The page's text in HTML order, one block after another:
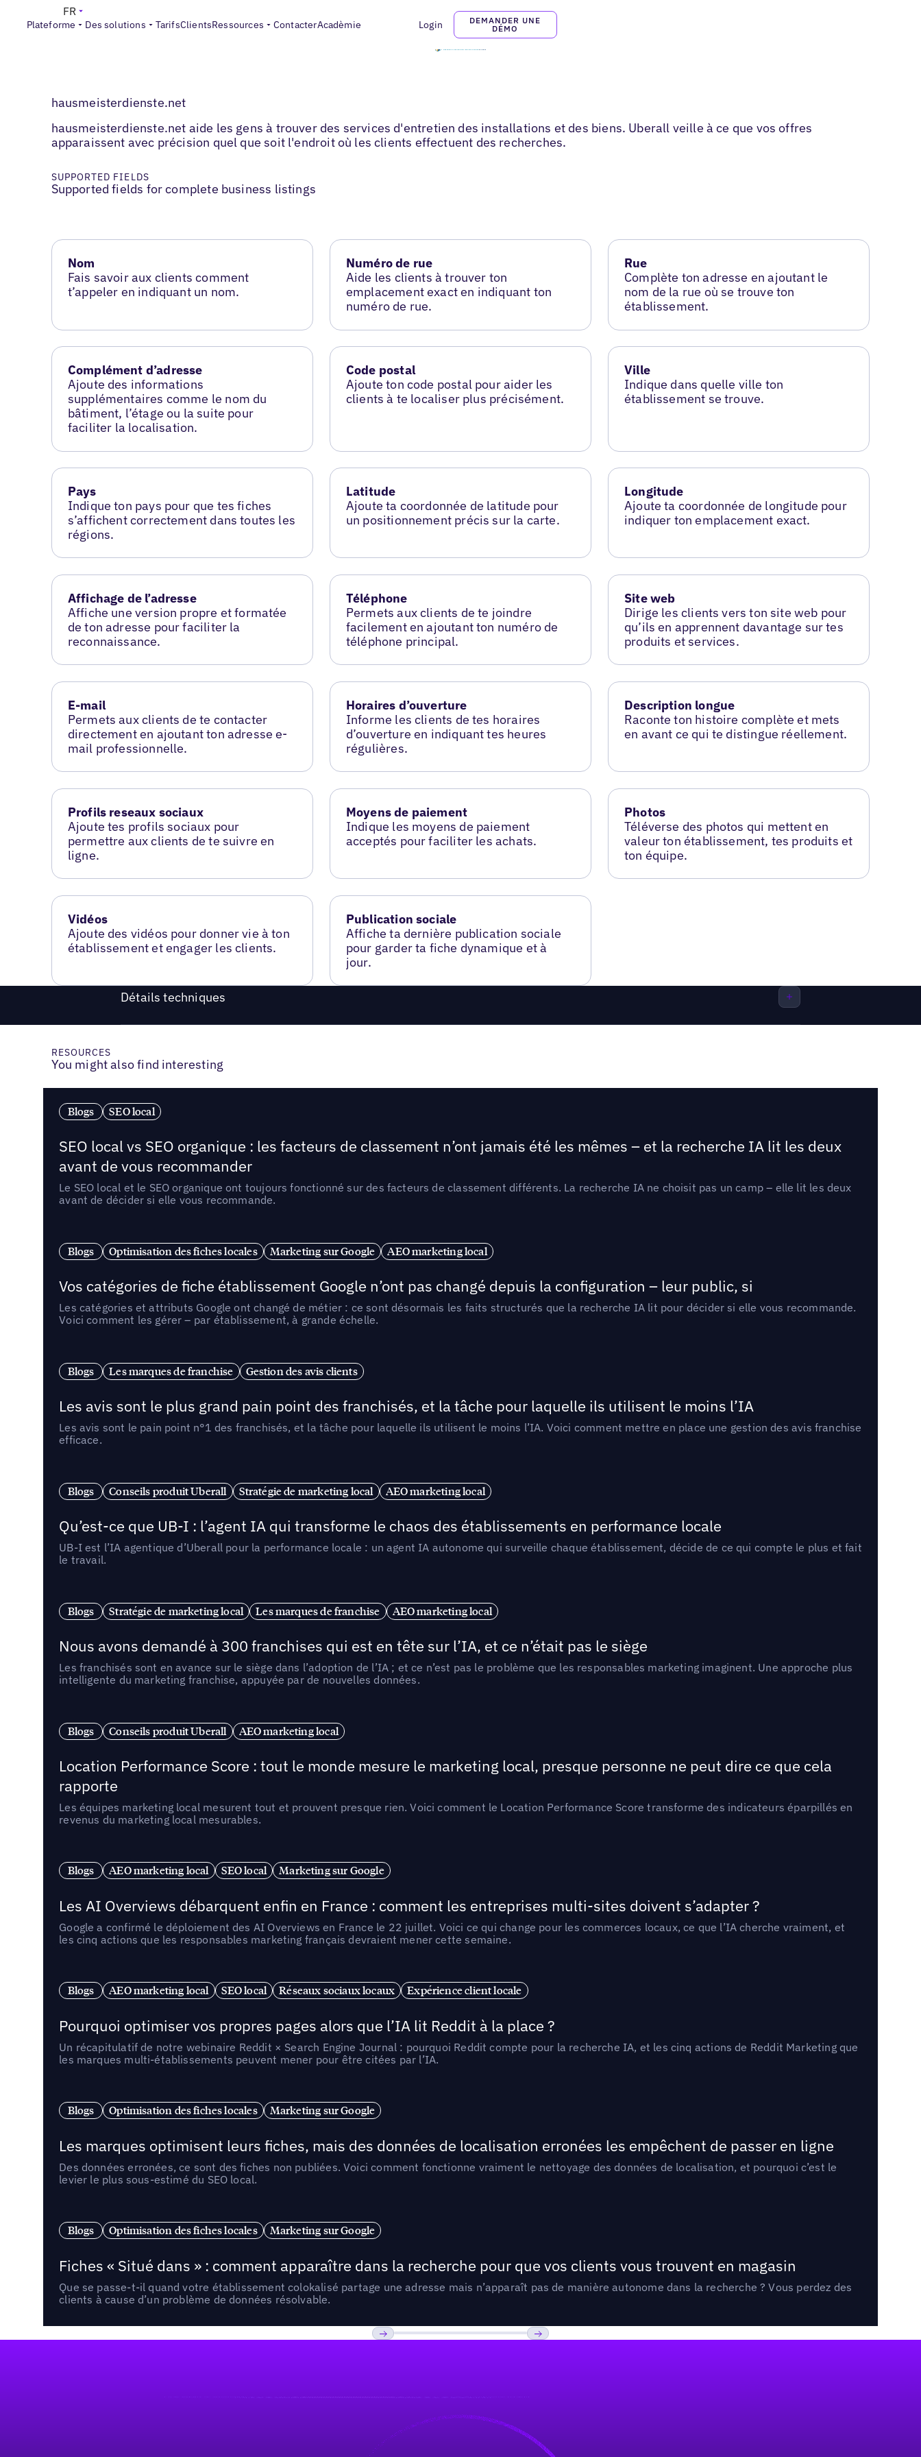
Plateforme Des solutions TarifsClientsRessources ContacterAcadèmie Login
DEMANDER UNE
DÉMO
FR
hausmeisterdienste.net
hausmeisterdienste.net aide les gens à trouver des services d'entretien des installations et des biens. Uberall veille à ce que vos offres
apparaissent avec précision quel que soit l'endroit où les clients effectuent des recherches.
SUPPORTED FIELDS
Supported fields for complete business listings
Nom
Fais savoir aux clients comment
t’appeler en indiquant un nom.
Numéro de rue
Aide les clients à trouver ton
emplacement exact en indiquant ton
numéro de rue.
Rue
Complète ton adresse en ajoutant le
nom de la rue où se trouve ton
établissement.
Complément d’adresse
Ajoute des informations
supplémentaires comme le nom du
bâtiment, l’étage ou la suite pour
faciliter la localisation.
Code postal
Ajoute ton code postal pour aider les
clients à te localiser plus précisément.
Ville
Indique dans quelle ville ton
établissement se trouve.
Pays
Indique ton pays pour que tes fiches
s’affichent correctement dans toutes les
régions.
Latitude
Ajoute ta coordonnée de latitude pour
un positionnement précis sur la carte.
Longitude
Ajoute ta coordonnée de longitude pour
indiquer ton emplacement exact.
Affichage de l’adresse
Affiche une version propre et formatée
de ton adresse pour faciliter la
reconnaissance.
Téléphone
Permets aux clients de te joindre
facilement en ajoutant ton numéro de
téléphone principal.
Site web
Dirige les clients vers ton site web pour
qu’ils en apprennent davantage sur tes
produits et services.
E-mail
Permets aux clients de te contacter
directement en ajoutant ton adresse e-
mail professionnelle.
Horaires d’ouverture
Informe les clients de tes horaires
d’ouverture en indiquant tes heures
régulières.
Description longue
Raconte ton histoire complète et mets
en avant ce qui te distingue réellement.
Profils reseaux sociaux
Ajoute tes profils sociaux pour
permettre aux clients de te suivre en
ligne.
Moyens de paiement
Indique les moyens de paiement
acceptés pour faciliter les achats.
Photos
Téléverse des photos qui mettent en
valeur ton établissement, tes produits et
ton équipe.
Vidéos
Ajoute des vidéos pour donner vie à ton
établissement et engager les clients.
Publication sociale
Affiche ta dernière publication sociale
pour garder ta fiche dynamique et à
jour.
Détails techniques
RESOURCES
You might also find interesting
Blogs SEO local
SEO local vs SEO organique : les facteurs de classement n’ont jamais été les mêmes – et la recherche IA lit les deux
avant de vous recommander
Le SEO local et le SEO organique ont toujours fonctionné sur des facteurs de classement différents. La recherche IA ne choisit pas un camp – elle lit les deux
avant de décider si elle vous recommande.
Blogs Optimisation des fiches locales Marketing sur Google AEO marketing local
Vos catégories de fiche établissement Google n’ont pas changé depuis la configuration – leur public, si
Les catégories et attributs Google ont changé de métier : ce sont désormais les faits structurés que la recherche IA lit pour décider si elle vous recommande.
Voici comment les gérer – par établissement, à grande échelle.
Blogs Les marques de franchise Gestion des avis clients
Les avis sont le plus grand pain point des franchisés, et la tâche pour laquelle ils utilisent le moins l’IA
Les avis sont le pain point n°1 des franchisés, et la tâche pour laquelle ils utilisent le moins l’IA. Voici comment mettre en place une gestion des avis franchise
efficace.
Blogs Conseils produit Uberall Stratégie de marketing local AEO marketing local
Qu’est-ce que UB-I : l’agent IA qui transforme le chaos des établissements en performance locale
UB-I est l’IA agentique d’Uberall pour la performance locale : un agent IA autonome qui surveille chaque établissement, décide de ce qui compte le plus et fait
le travail.
Blogs Stratégie de marketing local Les marques de franchise AEO marketing local
Nous avons demandé à 300 franchises qui est en tête sur l’IA, et ce n’était pas le siège
Les franchisés sont en avance sur le siège dans l’adoption de l’IA ; et ce n’est pas le problème que les responsables marketing imaginent. Une approche plus
intelligente du marketing franchise, appuyée par de nouvelles données.
Blogs Conseils produit Uberall AEO marketing local
Location Performance Score : tout le monde mesure le marketing local, presque personne ne peut dire ce que cela
rapporte
Les équipes marketing local mesurent tout et prouvent presque rien. Voici comment le Location Performance Score transforme des indicateurs éparpillés en
revenus du marketing local mesurables.
Blogs AEO marketing local SEO local Marketing sur Google
Les AI Overviews débarquent enfin en France : comment les entreprises multi-sites doivent s’adapter ?
Google a confirmé le déploiement des AI Overviews en France le 22 juillet. Voici ce qui change pour les commerces locaux, ce que l’IA cherche vraiment, et
les cinq actions que les responsables marketing français devraient mener cette semaine.
Blogs AEO marketing local SEO local Réseaux sociaux locaux Expérience client locale
Pourquoi optimiser vos propres pages alors que l’IA lit Reddit à la place ?
Un récapitulatif de notre webinaire Reddit × Search Engine Journal : pourquoi Reddit compte pour la recherche IA, et les cinq actions de Reddit Marketing que
les marques multi-établissements peuvent mener pour être citées par l’IA.
Blogs Optimisation des fiches locales Marketing sur Google
Les marques optimisent leurs fiches, mais des données de localisation erronées les empêchent de passer en ligne
Des données erronées, ce sont des fiches non publiées. Voici comment fonctionne vraiment le nettoyage des données de localisation, et pourquoi c’est le
levier le plus sous-estimé du SEO local.
Blogs Optimisation des fiches locales Marketing sur Google
Fiches « Situé dans » : comment apparaître dans la recherche pour que vos clients vous trouvent en magasin
Que se passe-t-il quand votre établissement colokalisé partage une adresse mais n’apparaît pas de manière autonome dans la recherche ? Vous perdez des
clients à cause d’un problème de données résolvable.